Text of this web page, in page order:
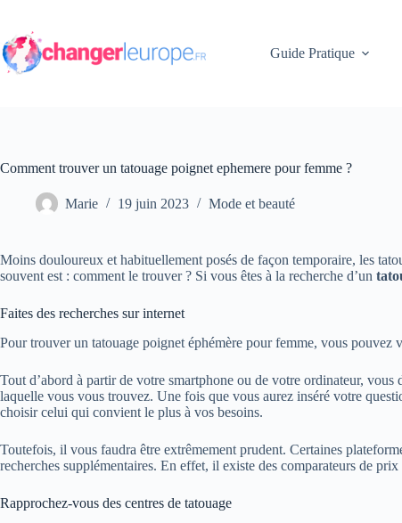
contenu
Guide Pratique
Comment trouver un tatouage poignet ephemere pour femme ?
Marie 19 juin 2023 Mode et beauté
Moins douloureux et habituellement posés de façon temporaire, les
souvent est : comment le trouver ? Si vous êtes à la recherche d’un
Faites des recherches sur internet
Pour trouver un tatouage poignet éphémère pour femme, vous
Tout d’abord à partir de votre smartphone ou de votre ordinateur,
laquelle vous vous trouvez. Une fois que vous aurez inséré votre
choisir celui qui convient le plus à vos besoins.
Toutefois, il vous faudra être extrêmement prudent. Certaines
recherches supplémentaires. En effet, il existe des comparateurs de
Rapprochez-vous des centres de tatouage